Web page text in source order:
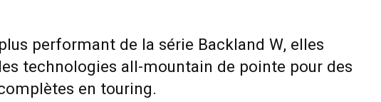
performant de la série Backland W, elles
technologies all-mountain de pointe pour des
en touring.